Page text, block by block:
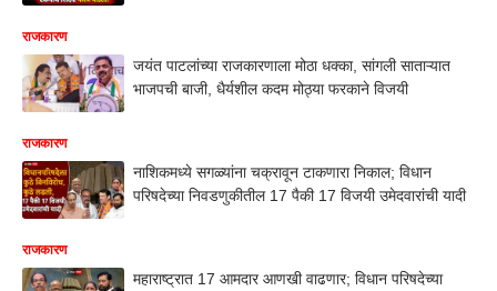
राजकारण
जयंत पाटलांच्या राजकारणाला मोठा धक्का, सांगली साताऱ्यात
भाजपची बाजी, धैर्यशील कदम मोठ्या फरकाने विजयी
राजकारण
नाशिकमध्ये सगळ्यांना चक्रावून टाकणारा निकाल; विधान
परिषदेच्या निवडणुकीतील 17 पैकी 17 विजयी उमेदवारांची यादी
राजकारण
महाराष्ट्रात 17 आमदार आणखी वाढणार; विधान परिषदेच्या